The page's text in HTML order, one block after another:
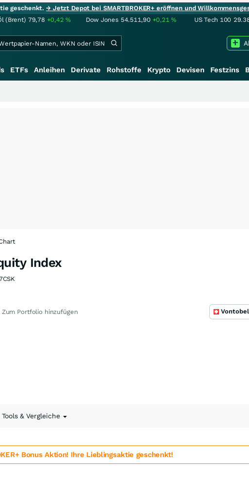
geschenkt.→ Jetzt Depot bei SMARTBROKER+ eröffnen und
(Brent) 79,78 +0,42% Dow Jones 54.511,90 +0,21% US Tech 100
ETFs Anleihen Derivate Rohstoffe Krypto Devisen Festzins
Index
Zum Portfolio hinzufügen Vontobel
Tools & Vergleiche
Bonus Aktion! Ihre Lieblingsaktie geschenkt!